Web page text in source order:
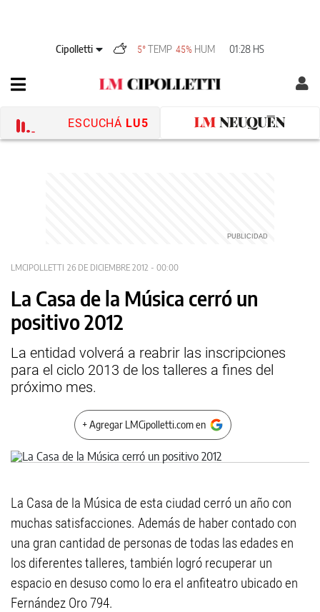
Cipolletti 5° TEMP 45% HUM 01:28 HS
ESCUCHÁ LU5
LMCIPOLLETTI 26 DE DICIEMBRE 2012 - 00:00
La Casa de la Música cerró un
positivo 2012
La entidad volverá a reabrir las inscripciones
para el ciclo 2013 de los talleres a fines del
próximo mes.
+ Agregar LMCipolletti.com en
La Casa de la Música de esta ciudad cerró un año con
muchas satisfacciones. Además de haber contado con
una gran cantidad de personas de todas las edades en
los diferentes talleres, también logró recuperar un
espacio en desuso como lo era el anfiteatro ubicado en
Fernández Oro 794.